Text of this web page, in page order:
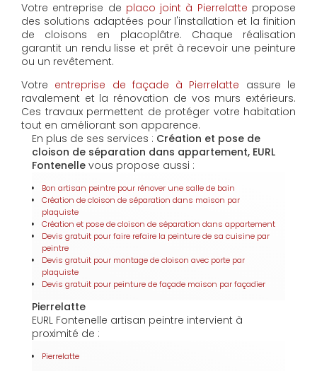
Votre entreprise de placo joint à Pierrelatte propose
des solutions adaptées pour l'installation et la finition
de cloisons en placoplâtre. Chaque réalisation
garantit un rendu lisse et prêt à recevoir une peinture
ou un revêtement.
Votre entreprise de façade à Pierrelatte assure le
ravalement et la rénovation de vos murs extérieurs.
Ces travaux permettent de protéger votre habitation
tout en améliorant son apparence.
En plus de ses services : Création et pose de
cloison de séparation dans appartement, EURL
Fontenelle vous propose aussi :
Bon artisan peintre pour rénover une salle de bain
Création de cloison de séparation dans maison par
plaquiste
Création et pose de cloison de séparation dans appartement
Devis gratuit pour faire refaire la peinture de sa cuisine par
peintre
Devis gratuit pour montage de cloison avec porte par
plaquiste
Devis gratuit pour peinture de façade maison par façadier
Pierrelatte
EURL Fontenelle artisan peintre intervient à
proximité de :
Pierrelatte